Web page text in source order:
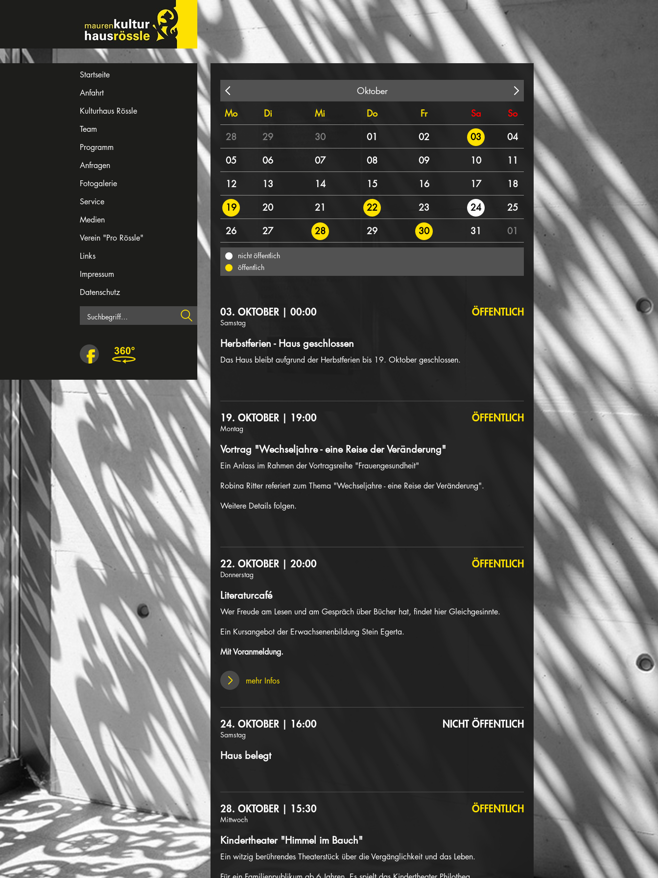
Startseite
Anfahrt
Kulturhaus Rössle
Team
Programm
Anfragen
Fotogalerie
Service
Medien
Verein "Pro Rössle"
Links
Impressum
Datenschutz
Oktober
Mo
Di Mi Do Fr Sa
So
28
29 30 01 02 03
04
05
06 07 08 09 10
11
12
13 14 15 16 17 18
19 20 21 22 23 24
25
26
27 28 29 30 31 01
nicht öffentlich
öffentlich
03. OKTOBER | 00:00
Samstag
ÖFFENTLICH
Herbstferien - Haus geschlossen
Das Haus bleibt aufgrund der Herbstferien bis 19. Oktober geschlossen.
19. OKTOBER | 19:00
Montag
ÖFFENTLICH
Vortrag "Wechseljahre - eine Reise der Veränderung"
Ein Anlass im Rahmen der Vortragsreihe "Frauengesundheit"
Robina Ritter referiert zum Thema "Wechseljahre - eine Reise der Veränderung".
Weitere Details folgen.
22. OKTOBER | 20:00
Donnerstag
ÖFFENTLICH
Literaturcafé
Wer Freude am Lesen und am Gespräch über Bücher hat, findet hier Gleichgesinnte.
Ein Kursangebot der Erwachsenenbildung Stein Egerta.
Mit Voranmeldung.
mehr Infos
24. OKTOBER | 16:00
Samstag
NICHT ÖFFENTLICH
Haus belegt
28. OKTOBER | 15:30
Mittwoch
ÖFFENTLICH
Kindertheater "Himmel im Bauch"
Ein witzig berührendes Theaterstück über die Vergänglichkeit und das Leben.